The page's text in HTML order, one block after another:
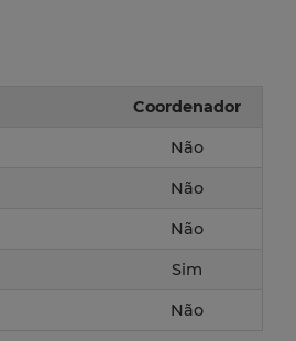
Coordenador
Não
Não
Não
Sim
Não